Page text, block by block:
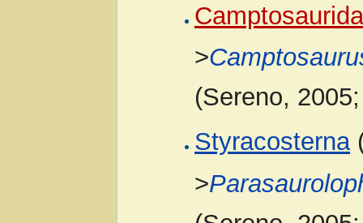
>
(Sereno,
Styracosterna
>